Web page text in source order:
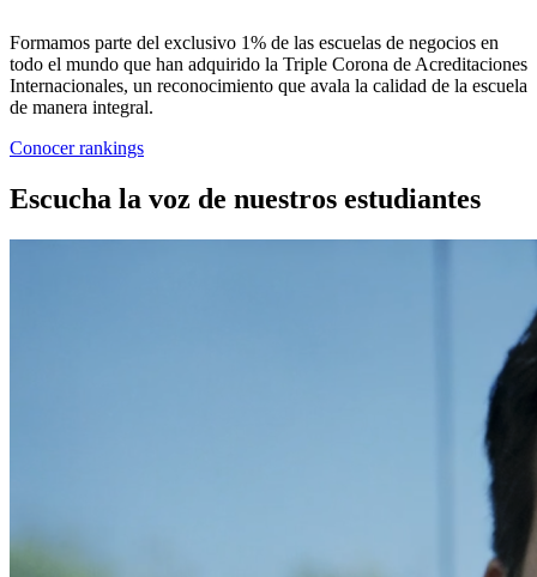
Formamos parte del exclusivo 1% de las escuelas de negocios en
todo el mundo que han adquirido la Triple Corona de Acreditaciones
Internacionales, un reconocimiento que avala la calidad de la escuela
de manera integral.
Conocer rankings
Escucha la voz de nuestros estudiantes